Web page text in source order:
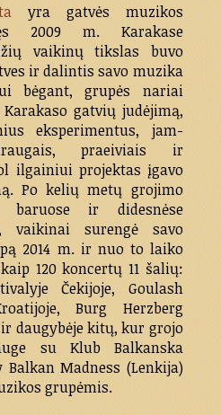
yra gatvės muzikos
2009 m. Karakase
vaikinų tikslas buvo
ir dalintis savo muzika
bėgant, grupės nariai
gatvių judėjimą,
eksperimentus, jam-
praeiviais ir
ilgainiui projektas įgavo
Po kelių metų grojimo
baruose ir didesnėse
vaikinai surengė savo
2014 m. ir nuo to laiko
120 koncertų 11 šalių:
Čekijoje, Goulash
Burg Herzberg
daugybėje kitų, kur grojo
su Klub Balkanska
Madness (Lenkija)
grupėmis.